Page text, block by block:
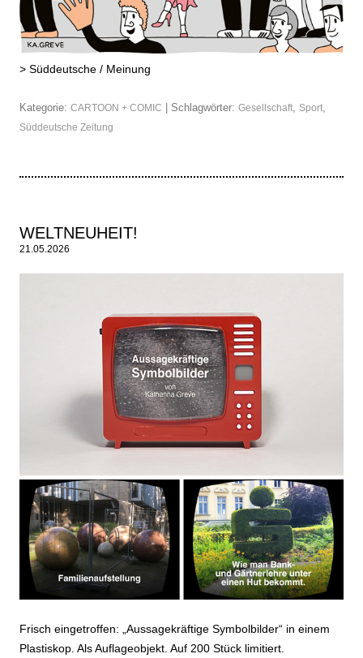
> Süddeutsche / Meinung
Kategorie: CARTOON + COMIC | Schlagwörter: Gesellschaft, Sport,
Süddeutsche Zeitung
WELTNEUHEIT!
21.05.2026
Frisch eingetroffen: „Aussagekräftige Symbolbilder“ in einem
Plastiskop. Als Auflageobjekt. Auf 200 Stück limitiert.